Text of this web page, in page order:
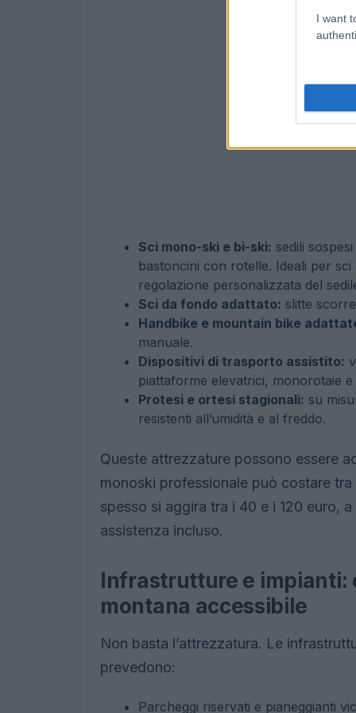
I want
Sci mono-ski e bi-ski: sedili
bastoncini con rotelle. Ideali per sci
regolazione personalizzata del
Sci da fondo adattato: slitte
Handbike e mountain bike
manuale.
Dispositivi di trasporto assistito:
piattaforme elevatrici, monorotaie
Protesi e ortesi stagionali: su
resistenti all’umidità e al freddo.
Queste attrezzature possono essere
monoski professionale può costare
spesso si aggira tra i 40 e i 120 euro,
assistenza incluso.
Infrastrutture e impianti:
montana accessibile
Non basta l’attrezzatura. Le
prevedono:
Parcheggi riservati e pianeggianti